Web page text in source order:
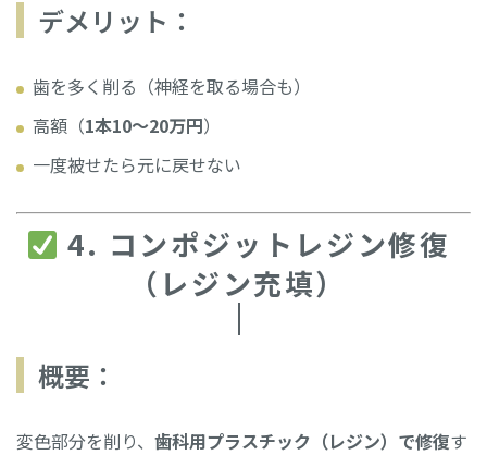
デメリット：
歯を多く削る（神経を取る場合も）
高額（1本10〜20万円）
一度被せたら元に戻せない
4. コンポジットレジン修復
（レジン充填）
概要：
変色部分を削り、 歯科用プラスチック（レジン）で修復す